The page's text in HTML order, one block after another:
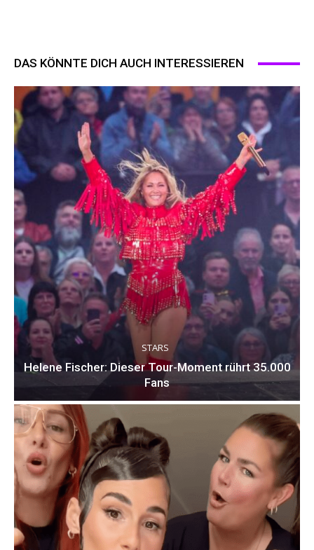
DAS KÖNNTE DICH AUCH INTERESSIEREN
STARS
Helene Fischer: Dieser Tour-Moment rührt 35.000
Fans